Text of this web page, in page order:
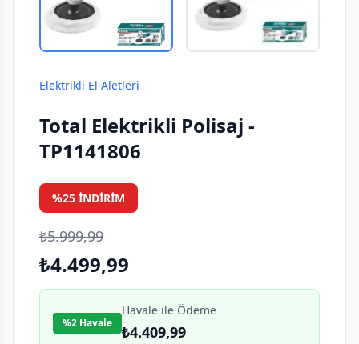
Elektrikli El Aletleri
Total Elektrikli Polisaj -
TP1141806
%25 İNDIRIM
₺5.999,99
₺4.499,99
%2 Havale
Havale ile Ödeme
₺4.409,99